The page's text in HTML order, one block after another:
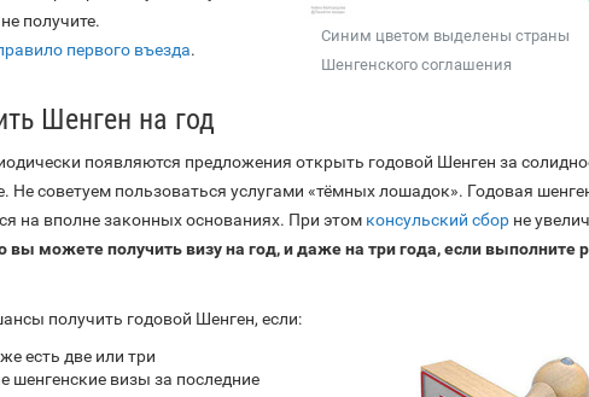
Синим цветом выделены страны
Шенгенского соглашения
получите.
первого въезда.
Шенген на год
появляются предложения открыть годовой Шенген за
Не советуем пользоваться услугами «тёмных лошадок». Годовая
на вполне законных основаниях. При этом консульский сбор не
вы можете получить визу на год, и даже на три года, если выполните
получить годовой Шенген, если:
есть две или три
шенгенские визы за последние